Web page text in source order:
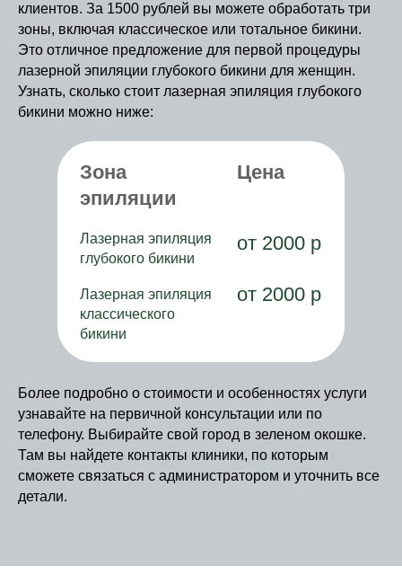
клиентов. За 1500 рублей вы можете обработать три
зоны, включая классическое или тотальное бикини.
Это отличное предложение для первой процедуры
лазерной эпиляции глубокого бикини для женщин.
Узнать, сколько стоит лазерная эпиляция глубокого
бикини можно ниже:
Зона
эпиляции
Лазерная эпиляция
глубокого бикини
от 2000 р
Цена
Лазерная эпиляция
классического
бикини
от 2000 р
Более подробно о стоимости и особенностях услуги
узнавайте на первичной консультации или по
телефону. Выбирайте свой город в зеленом окошке.
Там вы найдете контакты клиники, по которым
сможете связаться с администратором и уточнить все
детали.